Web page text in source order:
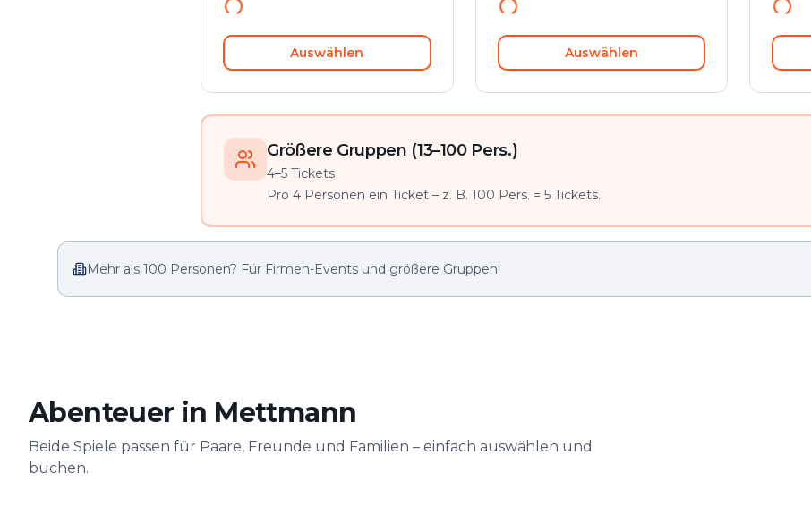
Auswählen Auswählen
Größere Gruppen (13–100 Pers.)
4–5 Tickets
Pro 4 Personen ein Ticket – z. B. 100 Pers. = 5 Tickets.
Mehr als 100 Personen? Für Firmen-Events und größere Gruppen:
Abenteuer in Mettmann
Beide Spiele passen für Paare, Freunde und Familien – einfach auswählen und
buchen.